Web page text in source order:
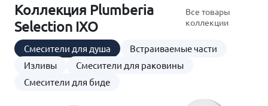
Коллекция Plumberia
Selection IXO
Все товары
коллекции
Смесители для душа
Встраиваемые части
Изливы
Смесители для раковины
Смесители для биде